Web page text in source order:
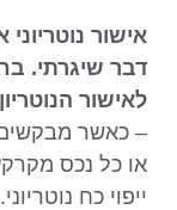
אישור
דבר שיגרתי.
לאישור
– כאשר מבקשים
או כל נכס
ייפוי כח נוטריוני.